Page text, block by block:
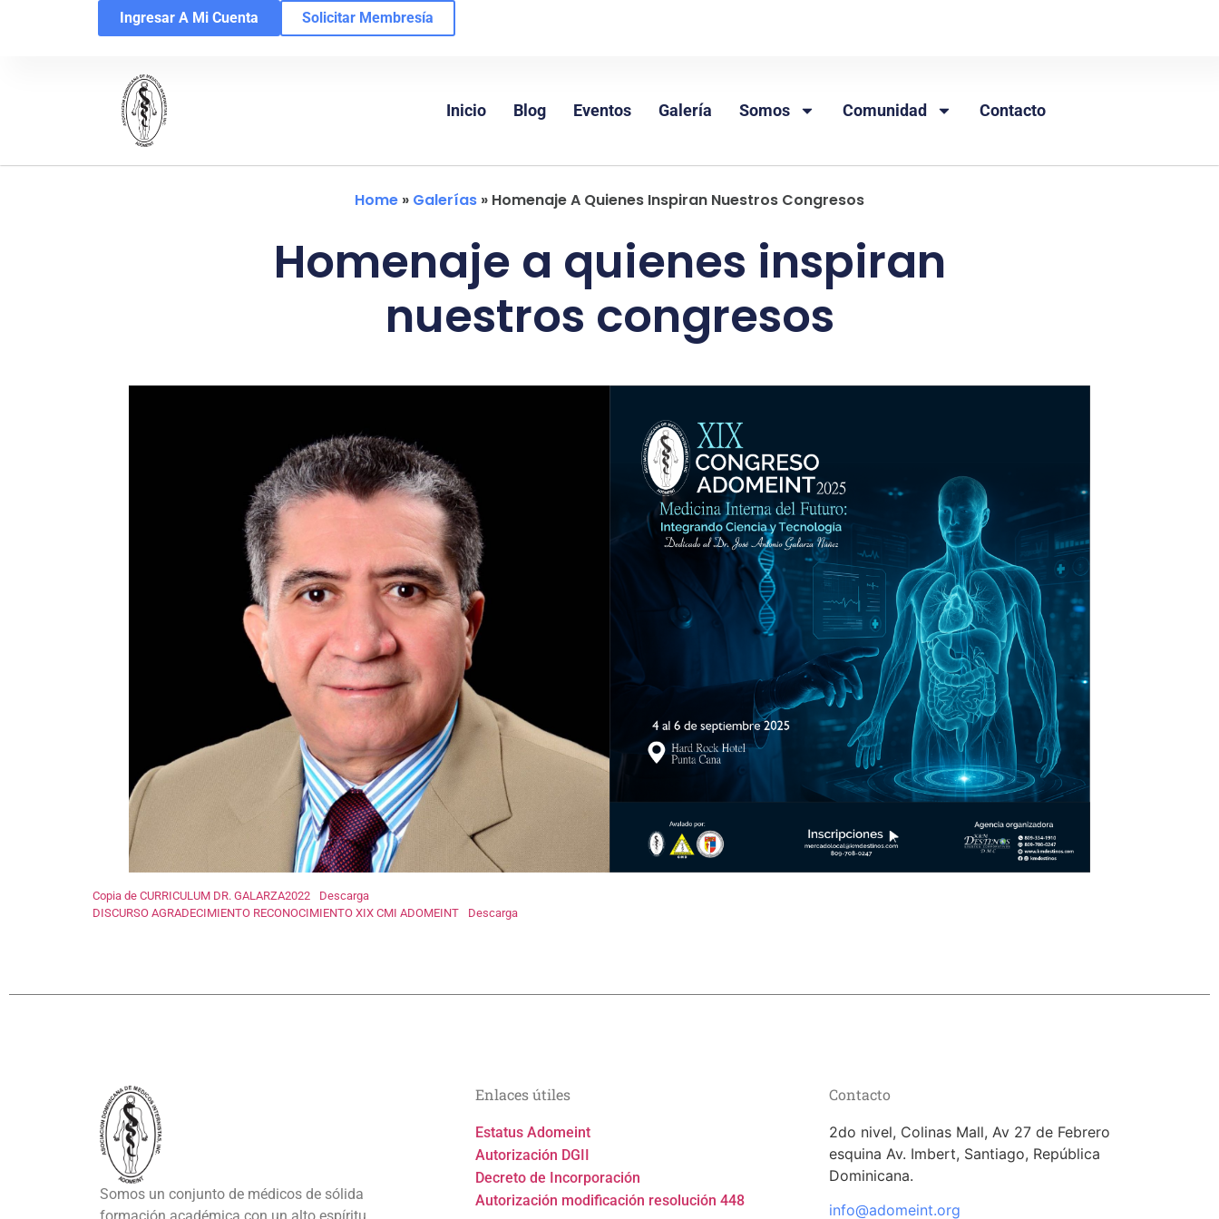
Ingresar A Mi Cuenta Solicitar Membresía
Inicio Blog Eventos Galería Somos Comunidad Contacto
Home » Galerías » Homenaje A Quienes Inspiran Nuestros Congresos
Homenaje a quienes inspiran
nuestros congresos
Copia de CURRICULUM DR. GALARZA2022
Descarga
DISCURSO AGRADECIMIENTO RECONOCIMIENTO XIX CMI ADOMEINT
Descarga
Somos un conjunto de médicos de sólida
Enlaces útiles
Estatus Adomeint
Autorización DGII
Decreto de Incorporación
Autorización modificación resolución 448
Contacto
2do nivel, Colinas Mall, Av 27 de Febrero
esquina Av. Imbert, Santiago, República
Dominicana.
info@adomeint.org